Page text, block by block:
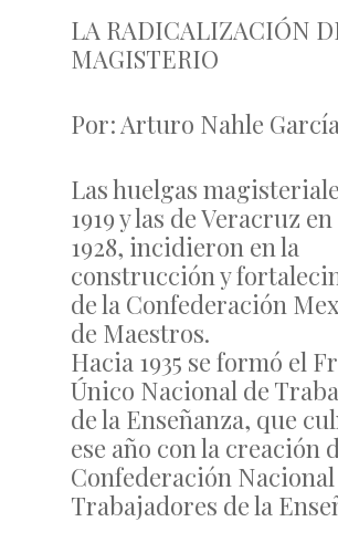
LA RADICALIZACIÓN
MAGISTERIO
Por: Arturo Nahle
Las huelgas
1919 y las de Veracruz en
1928, incidieron en la
construcción y
de la Confederación
de Maestros.
Hacia 1935 se formó el
Único Nacional de
de la Enseñanza, que
ese año con la creación
Confederación
Trabajadores de la